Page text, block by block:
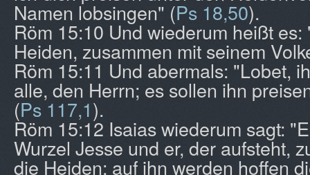
Namen lobsingen" (Ps 18,50).
Röm 15:10 Und wiederum heißt
Heiden, zusammen mit seinem
Röm 15:11 Und abermals: "Lobet,
alle, den Herrn; es sollen ihn
(Ps 117,1).
Röm 15:12 Isaias wiederum sagt:
Wurzel Jesse und er, der aufsteht,
die Heiden; auf ihn werden hoffen